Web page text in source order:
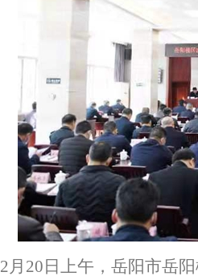
2月20日上午，岳阳市岳